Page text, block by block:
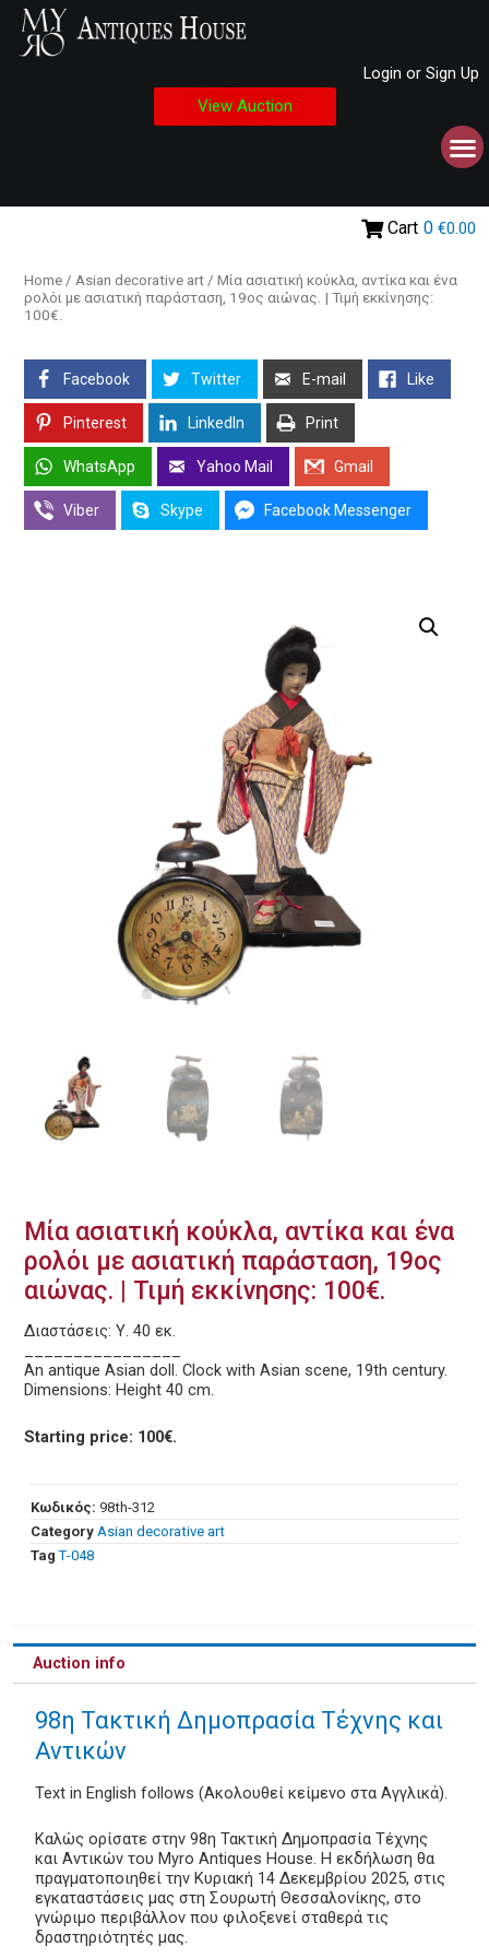
Login or Sign Up
View Auction
Cart 0 €0.00
Home / Asian decorative art / Μία ασιατική κούκλα, αντίκα και ένα
ρολόι με ασιατική παράσταση, 19ος αιώνας. | Τιμή εκκίνησης:
100€.
Facebook Twitter E-mail Like
Pinterest LinkedIn Print
WhatsApp Yahoo Mail Gmail
Viber Skype Facebook Messenger
Μία ασιατική κούκλα, αντίκα και ένα
ρολόι με ασιατική παράσταση, 19ος
αιώνας. | Τιμή εκκίνησης: 100€.
Διαστάσεις: Υ. 40 εκ.
An antique Asian doll. Clock with Asian scene, 19th century.
Dimensions: Height 40 cm.
Starting price: 100€.
Κωδικός: 98th-312
Category Asian decorative art
Tag Τ-048
Auction info
98η Τακτική Δημοπρασία Τέχνης και
Αντικών
Text in English follows (Ακολουθεί κείμενο στα Αγγλικά).
Καλώς ορίσατε στην 98η Τακτική Δημοπρασία Τέχνης
και Αντικών του Myro Antiques House. Η εκδήλωση θα
πραγματοποιηθεί την Κυριακή 14 Δεκεμβρίου 2025, στις
εγκαταστάσεις μας στη Σουρωτή Θεσσαλονίκης, στο
γνώριμο περιβάλλον που φιλοξενεί σταθερά τις
δραστηριότητές μας.